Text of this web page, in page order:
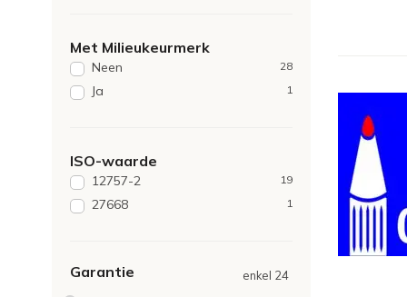
MLJ20
Lxbxh per stuk: 27x171x7mm
Lxbxh per stuk: 99x31x8mm
54x164x3mm
171x80x20mm
Lxbxh per doos:
95x82x17mm
Met Milieukeurmerk
Neen 28
Ja 1
ISO-waarde
12757-2 19
27668 1
Garantie enkel 24